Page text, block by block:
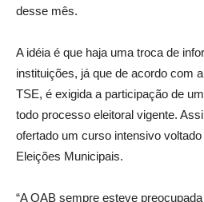
desse mês.
A idéia é que haja uma troca de
instituições, já que de acordo com
TSE, é exigida a participação de
todo processo eleitoral vigente.
ofertado um curso intensivo
Eleições Municipais.
“A OAB sempre esteve